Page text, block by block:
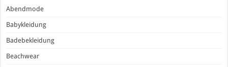
Abendmode
Babykleidung
Badebekleidung
Beachwear